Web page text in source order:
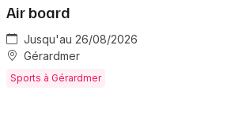
Air board
Jusqu'au 26/08/2026
Gérardmer
Sports à Gérardmer